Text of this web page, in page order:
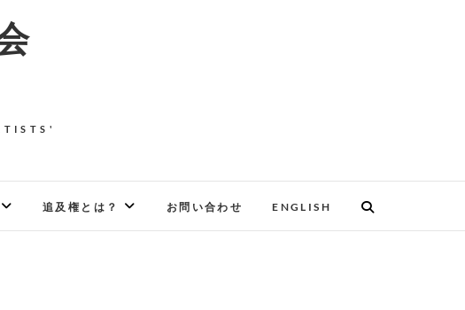
追及権とは？ お問い合わせ ENGLISH